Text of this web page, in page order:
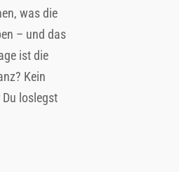
was die
– und das
ist die
Kein
loslegst